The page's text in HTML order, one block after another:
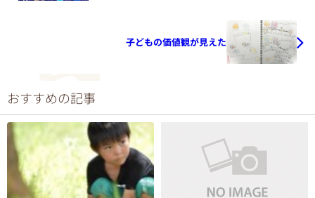
子どもの価値観が見えた
おすすめの記事